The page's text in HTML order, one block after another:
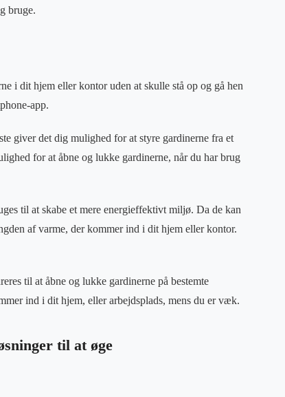
bruge.
i dit hjem eller kontor uden at skulle stå op og gå hen
app.
giver det dig mulighed for at styre gardinerne fra et
for at åbne og lukke gardinerne, når du har brug
til at skabe et mere energieffektivt miljø. Da de kan
af varme, der kommer ind i dit hjem eller kontor.
til at åbne og lukke gardinerne på bestemte
ind i dit hjem, eller arbejdsplads, mens du er væk.
til at øge